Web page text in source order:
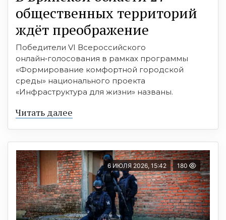
общественных территорий
ждёт преображение
Победители VI Всероссийского
онлайн‑голосования в рамках программы
«Формирование комфортной городской
среды» национального проекта
«Инфраструктура для жизни» названы.
Читать далее
6 ИЮЛЯ 2026, 15:42 180